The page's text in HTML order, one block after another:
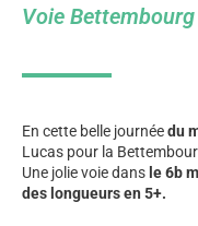
Voie
En cette belle journéedu
Lucas pour la
Une jolie voie dans le 6b
des longueurs en 5+.